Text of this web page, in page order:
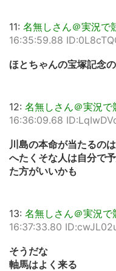
11: 名無しさん＠実況で
16:35:59.88
ほとちゃんの宝塚記念
12: 名無しさん＠実況で
16:36:09.68
川島の本命が当たるの
へたくそな人は自分で
た方がいいかも
13: 名無しさん＠実況で
16:37:33.80
そうだな
軸馬はよく来る